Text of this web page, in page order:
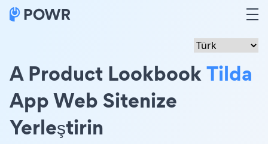
A Product LookbookTilda
App Web Sitenize
Yerleştirin